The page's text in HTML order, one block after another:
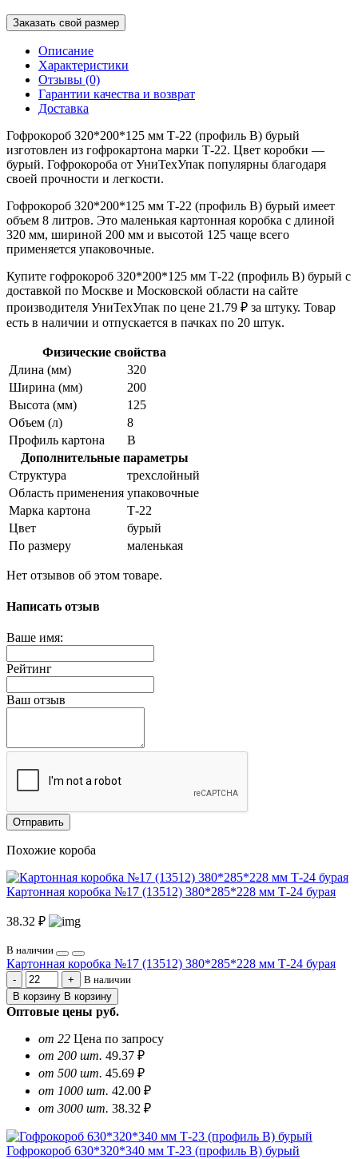
Заказать свой размер
Описание
Характеристики
Отзывы (0)
Гарантии качества и возврат
Доставка
Гофрокороб 320*200*125 мм Т-22 (профиль B) бурый
изготовлен из гофрокартона марки Т-22. Цвет коробки —
бурый. Гофрокороба от УниТехУпак популярны благодаря
своей прочности и легкости.
Гофрокороб 320*200*125 мм Т-22 (профиль B) бурый имеет
объем 8 литров. Это маленькая картонная коробка с длиной
320 мм, шириной 200 мм и высотой 125 чаще всего
применяется упаковочные.
Купите гофрокороб 320*200*125 мм Т-22 (профиль B) бурый с
доставкой по Москве и Московской области на сайте
производителя УниТехУпак по цене 21.79 ₽ за штуку. Товар
есть в наличии и отпускается в пачках по 20 штук.
Физические свойства
Длина (мм)
320
Ширина (мм)
200
Высота (мм)
125
Объем (л)
8
Профиль картона
В
Дополнительные параметры
Структура
трехслойный
Область применения упаковочные
Марка картона
Т-22
Цвет
бурый
По размеру
маленькая
Нет отзывов об этом товаре.
Написать отзыв
Ваше имя:
Рейтинг
Ваш отзыв
Отправить
Похожие короба
Картонная коробка №17 (13512) 380*285*228 мм Т-24 бурая
38.32 ₽
В наличии
Картонная коробка №17 (13512) 380*285*228 мм Т-24 бурая
В наличии
В корзину В корзину
Оптовые цены руб.
от 22 Цена по запросу
от 200 шт. 49.37 ₽
от 500 шт. 45.69 ₽
от 1000 шт. 42.00 ₽
от 3000 шт. 38.32 ₽
Гофрокороб 630*320*340 мм Т-23 (профиль B) бурый